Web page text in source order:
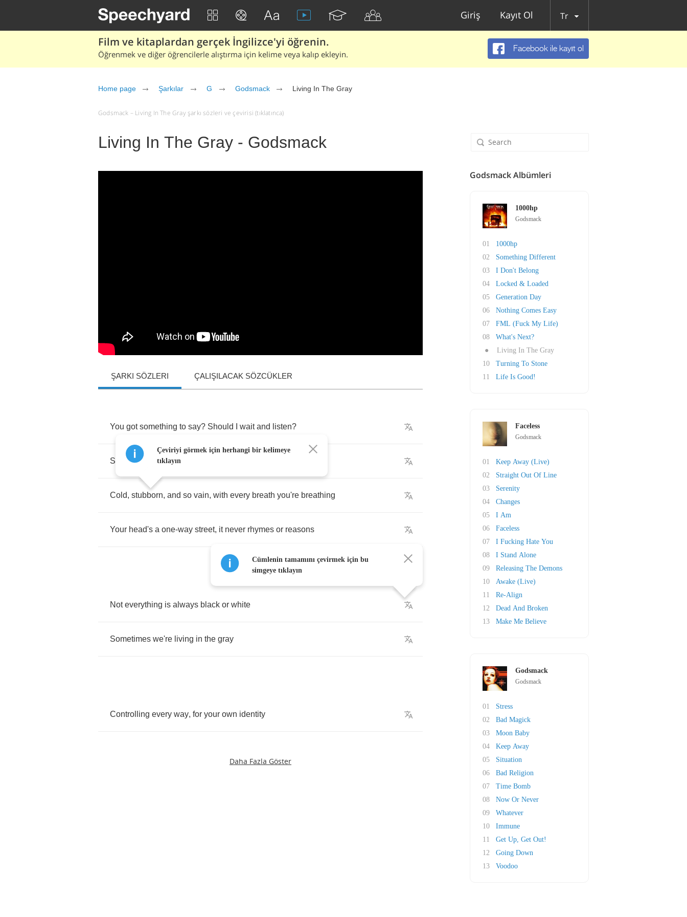
Giriş Kayıt Ol Tr
Film ve kitaplardan gerçek İngilizce'yi öğrenin.
Öğrenmek ve diğer öğrencilerle alıştırma için kelime veya kalıp ekleyin.
Facebook ile kayıt ol
Home page Şarkılar G Godsmack Living In The Gray
Godsmack – Living In The Gray şarkı sözleri ve çevirisi (tıklatınca)
Living In The Gray - Godsmack
ŞARKI SÖZLERI ÇALIŞILACAK SÖZCÜKLER
You got something to say? Should wait and listen?
Sounds unfocused to
Cold, stubborn, and so vain, with every breath you're breathing
Your head's a one-way street, it never rhymes or reasons
Not everything is always black or white
Sometimes we're living in the gray
Controlling every way, for your own identity
Daha Fazla Göster
Çeviriyi görmek için herhangi bir kelimeye
tıklayın
Cümlenin tamamını çevirmek için bu
simgeye tıklayın
Godsmack Albümleri
1000hp
Godsmack
01
1000hp
02
Something Different
03
I Don't Belong
04
Locked & Loaded
05
Generation Day
06
Nothing Comes Easy
07
FML (Fuck My Life)
08
What's Next?
●
Living In The Gray
10
Turning To Stone
11
Life Is Good!
Faceless
Godsmack
01
Keep Away (Live)
02
Straight Out Of Line
03
Serenity
04
Changes
05
I Am
06
Faceless
07
I Fucking Hate You
08
I Stand Alone
09
Releasing The Demons
10
Awake (Live)
11
Re-Align
12
Dead And Broken
13
Make Me Believe
Godsmack
Godsmack
01
Stress
02
Bad Magick
03
Moon Baby
04
Keep Away
05
Situation
06
Bad Religion
07
Time Bomb
08
Now Or Never
09
Whatever
10
Immune
11
Get Up, Get Out!
12
Going Down
13
Voodoo